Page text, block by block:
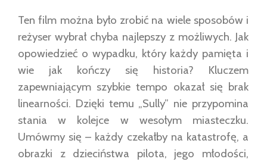
Ten film można było zrobić na wiele sposobów i
reżyser wybrał chyba najlepszy z możliwych. Jak
opowiedzieć o wypadku, który każdy pamięta i
wie jak kończy się historia? Kluczem
zapewniającym szybkie tempo okazał się brak
linearności. Dzięki temu „Sully” nie przypomina
stania w kolejce w wesołym miasteczku.
Umówmy się – każdy czekałby na katastrofę, a
obrazki z dzieciństwa pilota, jego młodości,